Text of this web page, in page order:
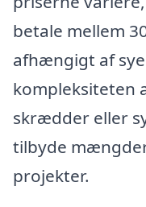
betale mellem
afhængigt af
kompleksiteten
skrædder eller
tilbyde
projekter.